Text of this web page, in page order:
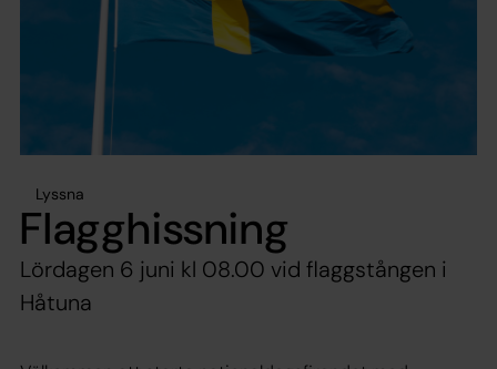
Lyssna
Flagghissning
Lördagen 6 juni kl 08.00 vid flaggstången i
Håtuna